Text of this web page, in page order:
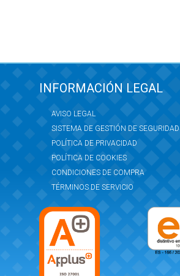
INFORMACIÓN LEGAL
AVISO LEGAL
SISTEMA DE GESTIÓN DE SEGURIDAD
POLÍTICA DE PRIVACIDAD
POLÍTICA DE COOKIES
CONDICIONES DE COMPRA
TÉRMINOS DE SERVICIO